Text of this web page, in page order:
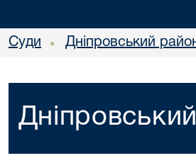
Суди • Дніпровський